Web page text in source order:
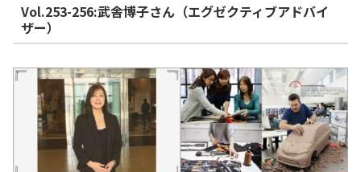
Vol.253-256:武舎博子さん（エグゼクティブアドバイ
ザー）